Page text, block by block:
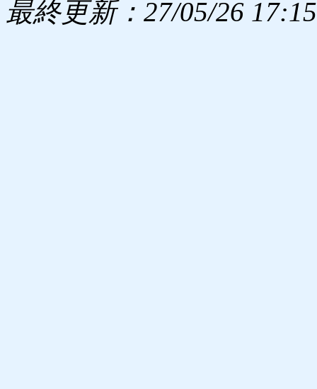
最終更新：27/05/26 17:15